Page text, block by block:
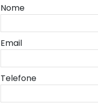
Nome
Email
Telefone